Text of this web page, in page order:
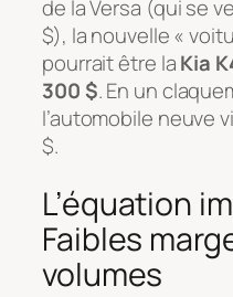
de la Versa (qui se
$), la nouvelle «
pourrait être laKia
300 $. En un
l’automobile neuve
$.
L’équation
Faibles
volumes